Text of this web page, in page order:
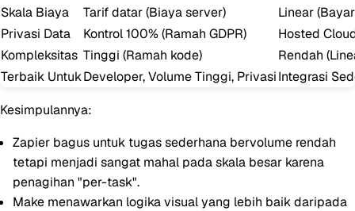
Skala Biaya
Tarif datar (Biaya server)
Linear
Privasi Data
Kontrol 100% (Ramah GDPR)
Hosted
Kompleksitas Tinggi (Ramah kode)
Rendah
Terbaik UntukDeveloper, Volume Tinggi, PrivasiIntegrasi
Kesimpulannya:
Zapier bagus untuk tugas sederhana bervolume rendah
tetapi menjadi sangat mahal pada skala besar karena
penagihan "per-task".
Make menawarkan logika visual yang lebih baik daripada